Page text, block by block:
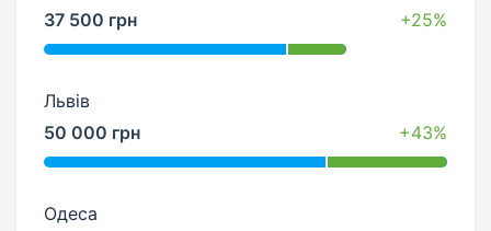
37 500 грн
+25%
Львів
50 000 грн
+43%
Одеса